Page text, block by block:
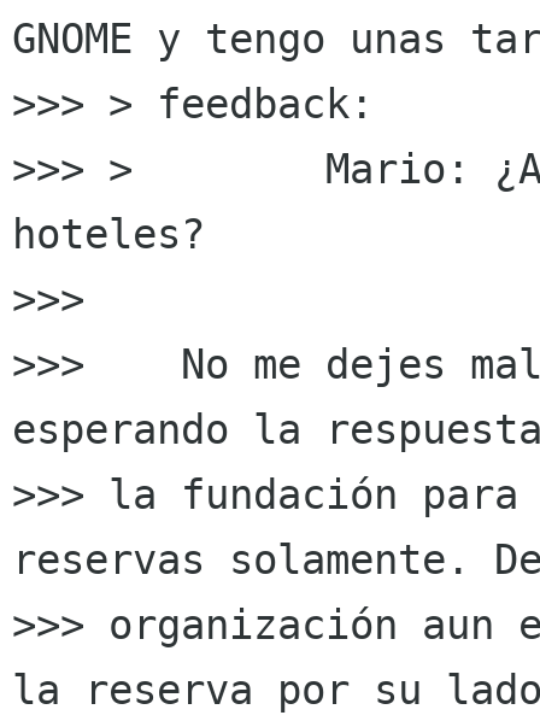
GNOME y tengo unas
>>> > feedback:
>>> >        Mario:
hoteles?
>>>
>>>    No me dejes
esperando la
>>> la fundación
reservas solamente.
>>> organización
la reserva por su